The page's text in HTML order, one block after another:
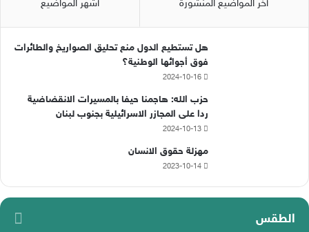
آخر المواضيع المنشورة أشهر المواضيع
هل تستطيع الدول منع تحليق الصواريخ والطائرات
فوق أجوائها الوطنية؟
2024-10-16
حزب الله: هاجمنا حيفا بالمسيرات الانقضاضية
ردا على المجازر الاسرائيلية بجنوب لبنان
2024-10-13
مهزلة حقوق الانسان
2023-10-14
الطقس